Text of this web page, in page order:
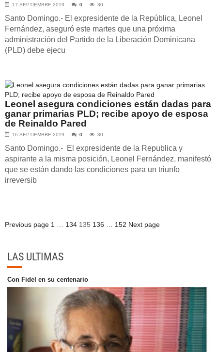
17 SEPTIEMBRE 2019 0 30
Santo Domingo.- El expresidente de la República, Leonel
Fernández, aseguró este martes que una próxima
administración del Partido de la Liberación Dominicana
(PLD) debe ejecu
Leonel asegura condiciones están dadas para
ganar primarias PLD; recibe apoyo de esposa
de Reinaldo Pared
16 SEPTIEMBRE 2019 0 30
Santo Domingo.- El expresidente de la Republica y
aspirante a la misma posición, Leonel Fernández, manifestó
que se están dando las condiciones para un triunfo
irreversib
Posts
Previous page Page
1 Page
134 Page
135 Page
136 Page
152 Next page
LAS ULTIMAS
Con Fidel en su centenario